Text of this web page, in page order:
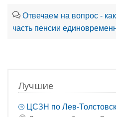
Отвечаем на вопрос -
часть пенсии
Лучшие
ЦСЗН по Лев-